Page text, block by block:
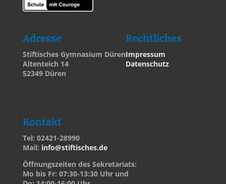
Adresse
Stiftisches Gymnasium Düren
Altenteich 14
52349 Düren
Rechtliches
Impressum
Datenschutz
Kontakt
Tel: 02421-28990
Mail: info@stiftisches.de
Öffnungszeiten des Sekretariats:
Mo bis Fr: 07:30-13:30 Uhr und